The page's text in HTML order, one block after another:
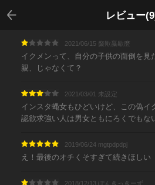
レビュー
戻る
2021/06/15 斄歟蠃歇麽
イクメンって、自分の子供の面倒を見
親、じゃなくて？
2021/03/01 未設定
インスタ蝿女もひどいけど、この偽
認欲求強い人は男女ともにろくでもな
2019/06/24 mgtpdpdpj
え！最後のオチくそすぎて続きほしい
2018/12/13 ぽんきっきーず